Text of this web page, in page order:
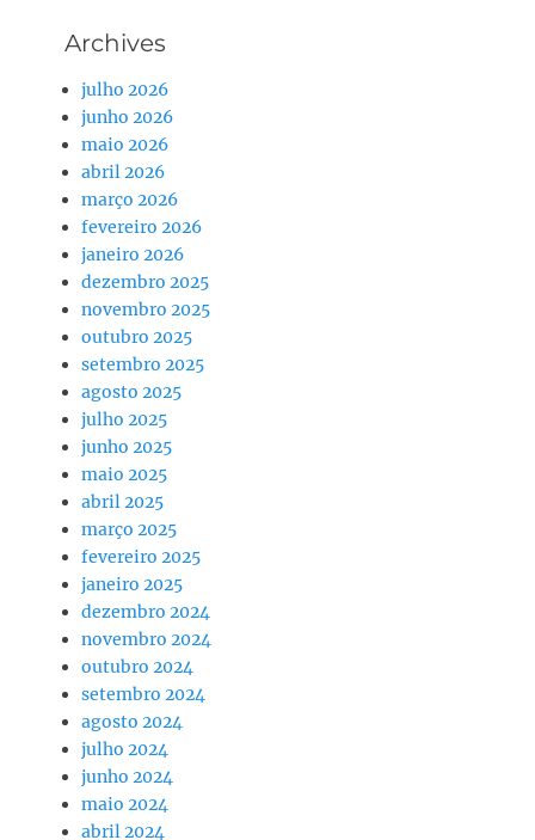
Archives
julho 2026
junho 2026
maio 2026
abril 2026
março 2026
fevereiro 2026
janeiro 2026
dezembro 2025
novembro 2025
outubro 2025
setembro 2025
agosto 2025
julho 2025
junho 2025
maio 2025
abril 2025
março 2025
fevereiro 2025
janeiro 2025
dezembro 2024
novembro 2024
outubro 2024
setembro 2024
agosto 2024
julho 2024
junho 2024
maio 2024
abril 2024